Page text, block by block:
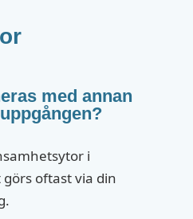
med annan
i
oftast via din